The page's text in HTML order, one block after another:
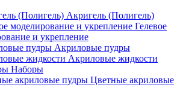
Акригель (Полигель)
Гелевое
и укрепление
Акриловые пудры
Акриловые жидкости
Наборы
Цветные акриловые